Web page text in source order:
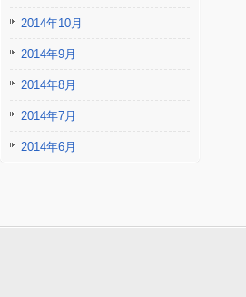
2014年10月
2014年9月
2014年8月
2014年7月
2014年6月